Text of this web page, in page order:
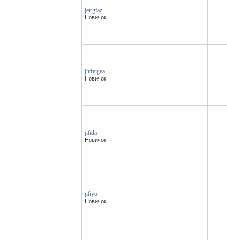
jetrgfaz
Новичок
jhtfeigea
Новичок
jifida
Новичок
jifiyo
Новичок